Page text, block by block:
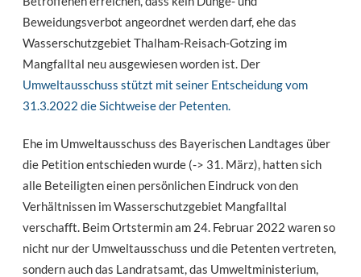
Beweidungsverbot angeordnet werden darf, ehe das
Wasserschutzgebiet Thalham-Reisach-Gotzing im
Mangfalltal neu ausgewiesen worden ist. Der
Umweltausschuss stützt mit seiner Entscheidung vom
31.3.2022 die Sichtweise der Petenten.
Ehe im Umweltausschuss des Bayerischen Landtages über
die Petition entschieden wurde (-> 31. März), hatten sich
alle Beteiligten einen persönlichen Eindruck von den
Verhältnissen im Wasserschutzgebiet Mangfalltal
verschafft. Beim Ortstermin am 24. Februar 2022 waren so
nicht nur der Umweltausschuss und die Petenten vertreten,
sondern auch das Landratsamt, das Umweltministerium,